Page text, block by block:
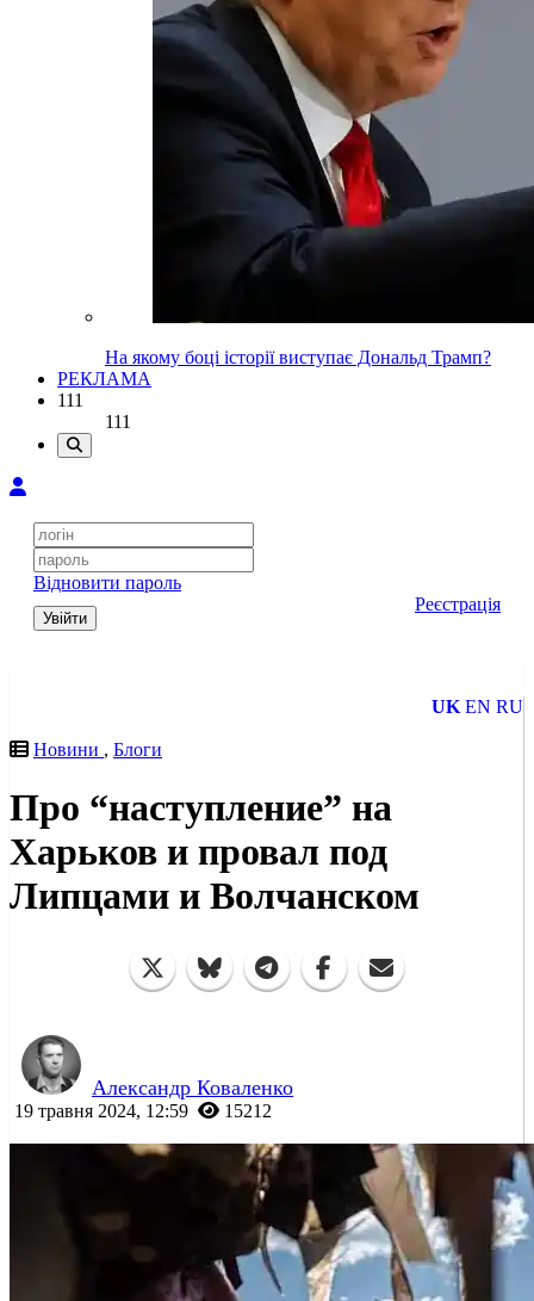
На якому боці історії виступає Дональд Трамп?
РЕКЛАМА
111
111
Відновити пароль
Увійти
Реєстрація
UK EN RU
Новини , Блоги
Про “наступление” на
Харьков и провал под
Липцами и Волчанском
Александр Коваленко
19 травня 2024, 12:59 15212